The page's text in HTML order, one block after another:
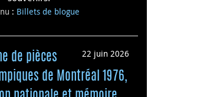
: Billets de blogue
22 juin 2026
de pièces
de Montréal 1976,